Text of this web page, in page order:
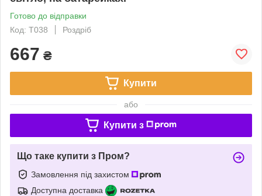
Готово до відправки
Код: T038
Роздріб
667 ₴
Купити
або
Купити з
Що таке купити з Пром?
Замовлення під захистом
Доступна доставка